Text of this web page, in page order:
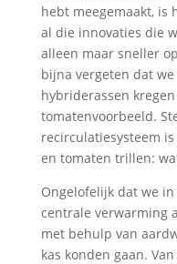
hebt meegemaakt, is
al die innovaties die
alleen maar sneller
bijna vergeten dat
hybriderassen
tomatenvoorbeeld.
recirculatiesysteem
en tomaten trillen:
Ongelofelijk dat we
centrale verwarming
met behulp van
kas konden gaan.